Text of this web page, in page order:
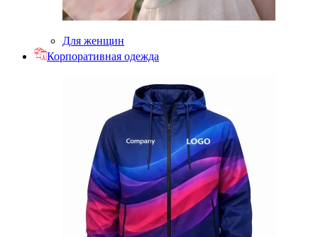
Для женщин
Корпоративная одежда